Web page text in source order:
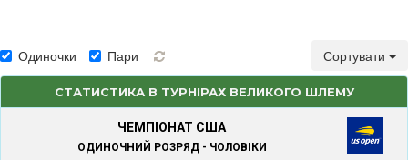
Одиночки Пари Сортувати
СТАТИСТИКА В ТУРНІРАХ ВЕЛИКОГО ШЛЕМУ
ЧЕМПІОНАТ США
ОДИНОЧНИЙ РОЗРЯД - ЧОЛОВІКИ